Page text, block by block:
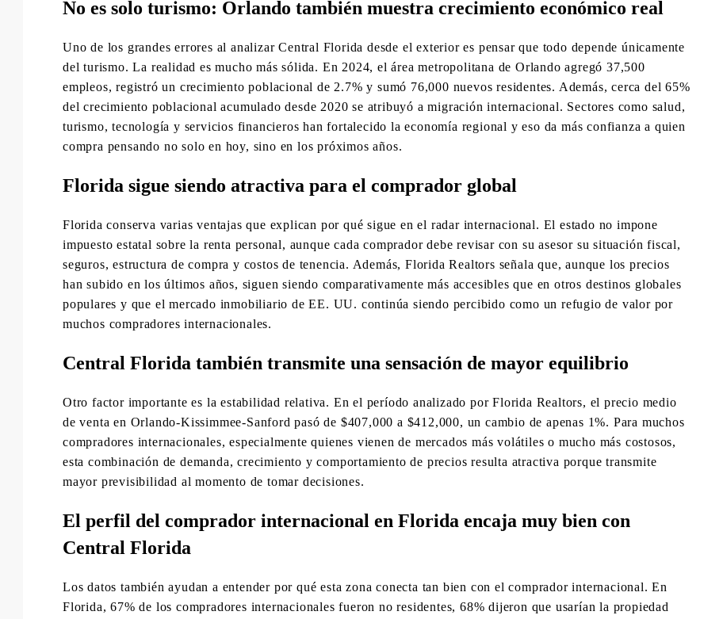
No es solo turismo: Orlando también muestra crecimiento económico real
Uno de los grandes errores al analizar Central Florida desde el exterior es pensar que todo depende únicamente
del turismo. La realidad es mucho más sólida. En 2024, el área metropolitana de Orlando agregó 37,500
empleos, registró un crecimiento poblacional de 2.7% y sumó 76,000 nuevos residentes. Además, cerca del 65%
del crecimiento poblacional acumulado desde 2020 se atribuyó a migración internacional. Sectores como salud,
turismo, tecnología y servicios financieros han fortalecido la economía regional y eso da más confianza a quien
compra pensando no solo en hoy, sino en los próximos años.
Florida sigue siendo atractiva para el comprador global
Florida conserva varias ventajas que explican por qué sigue en el radar internacional. El estado no impone
impuesto estatal sobre la renta personal, aunque cada comprador debe revisar con su asesor su situación fiscal,
seguros, estructura de compra y costos de tenencia. Además, Florida Realtors señala que, aunque los precios
han subido en los últimos años, siguen siendo comparativamente más accesibles que en otros destinos globales
populares y que el mercado inmobiliario de EE. UU. continúa siendo percibido como un refugio de valor por
muchos compradores internacionales.
Central Florida también transmite una sensación de mayor equilibrio
Otro factor importante es la estabilidad relativa. En el período analizado por Florida Realtors, el precio medio
de venta en Orlando-Kissimmee-Sanford pasó de $407,000 a $412,000, un cambio de apenas 1%. Para muchos
compradores internacionales, especialmente quienes vienen de mercados más volátiles o mucho más costosos,
esta combinación de demanda, crecimiento y comportamiento de precios resulta atractiva porque transmite
mayor previsibilidad al momento de tomar decisiones.
El perfil del comprador internacional en Florida encaja muy bien con
Central Florida
Los datos también ayudan a entender por qué esta zona conecta tan bien con el comprador internacional. En
Florida, 67% de los compradores internacionales fueron no residentes, 68% dijeron que usarían la propiedad